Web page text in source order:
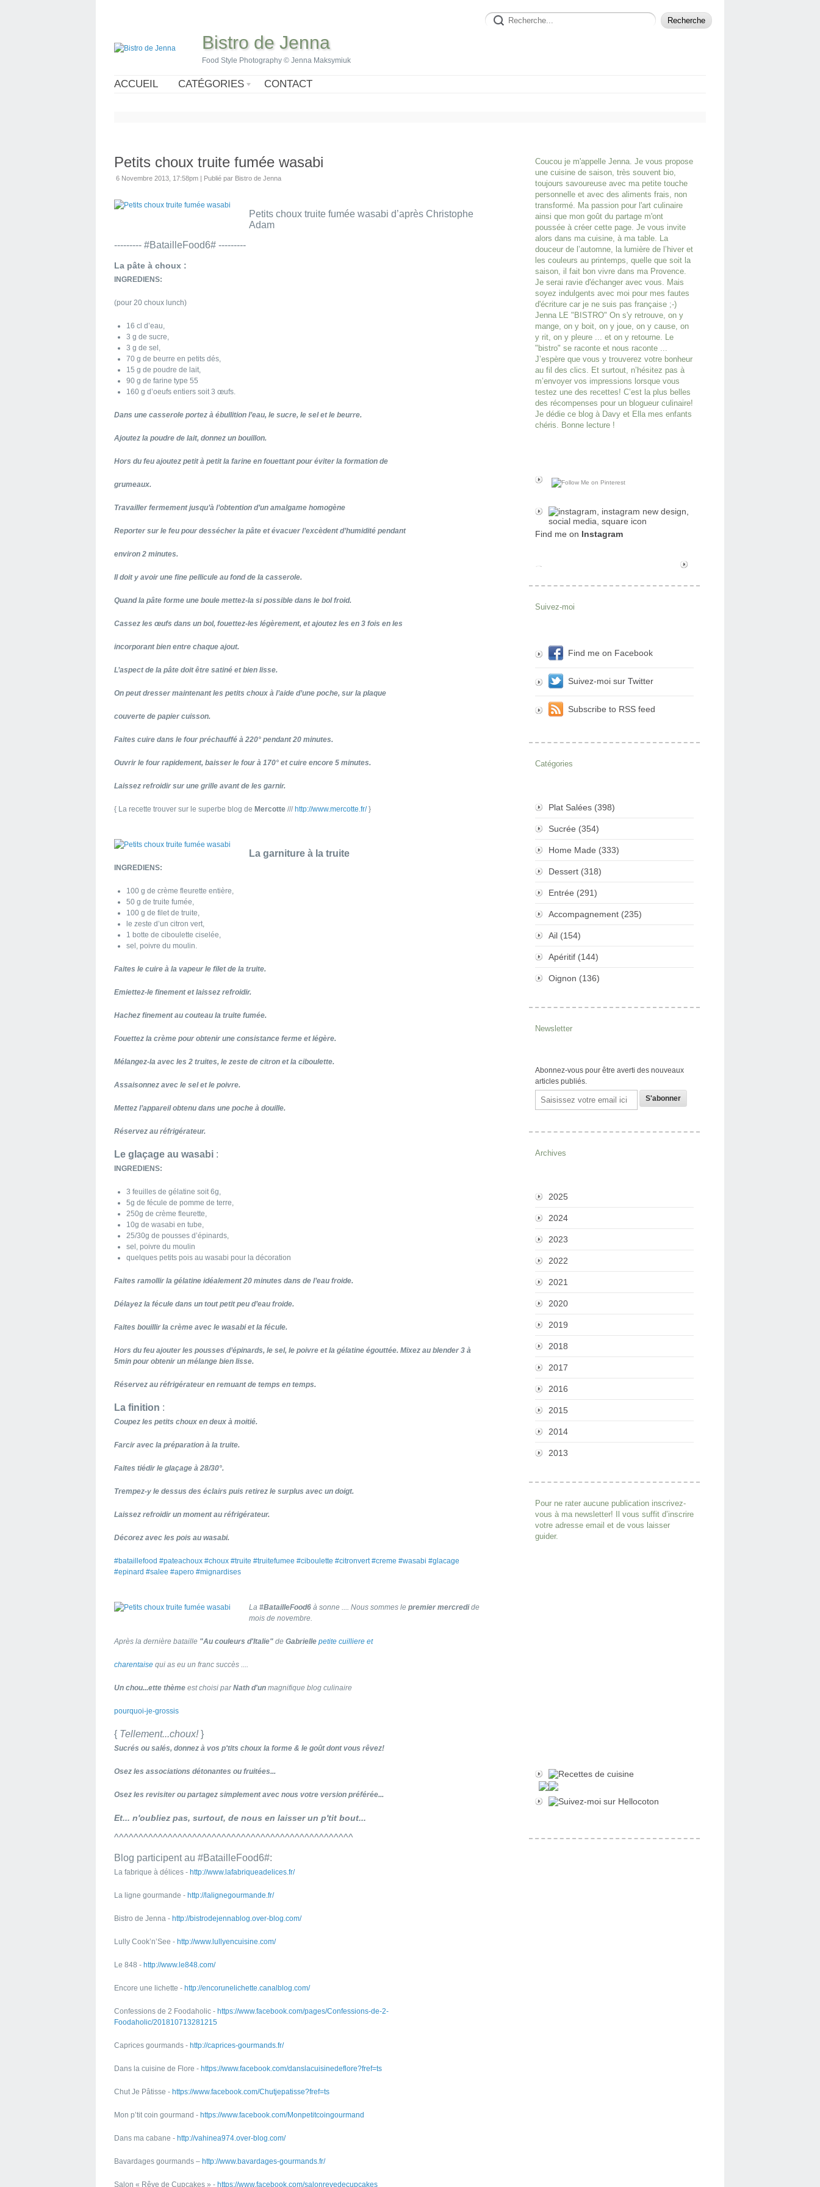
Bistro de Jenna
Food Style Photography © Jenna Maksymiuk
ACCUEIL CATÉGORIES CONTACT
Petits choux truite fumée wasabi
6 Novembre 2013, 17:58pm | Publié par Bistro de Jenna
Petits choux truite fumée wasabi d’après Christophe
Adam
--------- #BatailleFood6# ---------
La pâte à choux :
INGREDIENS:
(pour 20 choux lunch)
16 cl d’eau,
3 g de sucre,
3 g de sel,
70 g de beurre en petits dés,
15 g de poudre de lait,
90 g de farine type 55
160 g d’oeufs entiers soit 3 œufs.
Dans une casserole portez à ébullition l’eau, le sucre, le sel et le beurre.
Ajoutez la poudre de lait, donnez un bouillon.
Hors du feu ajoutez petit à petit la farine en fouettant pour éviter la formation de
grumeaux.
Travailler fermement jusqu’à l’obtention d’un amalgame homogène
Reporter sur le feu pour dessécher la pâte et évacuer l’excèdent d’humidité pendant
environ 2 minutes.
Il doit y avoir une fine pellicule au fond de la casserole.
Quand la pâte forme une boule mettez-la si possible dans le bol froid.
Cassez les œufs dans un bol, fouettez-les légèrement, et ajoutez les en 3 fois en les
incorporant bien entre chaque ajout.
L’aspect de la pâte doit être satiné et bien lisse.
On peut dresser maintenant les petits choux à l’aide d’une poche, sur la plaque
couverte de papier cuisson.
Faites cuire dans le four préchauffé à 220° pendant 20 minutes.
Ouvrir le four rapidement, baisser le four à 170° et cuire encore 5 minutes.
Laissez refroidir sur une grille avant de les garnir.
{ La recette trouver sur le superbe blog de Mercotte /// http://www.mercotte.fr/}
La garniture à la truite
INGREDIENS:
100 g de crème fleurette entière,
50 g de truite fumée,
100 g de filet de truite,
le zeste d’un citron vert,
1 botte de ciboulette ciselée,
sel, poivre du moulin.
Faites le cuire à la vapeur le filet de la truite.
Emiettez-le finement et laissez refroidir.
Hachez finement au couteau la truite fumée.
Fouettez la crème pour obtenir une consistance ferme et légère.
Mélangez-la avec les 2 truites, le zeste de citron et la ciboulette.
Assaisonnez avec le sel et le poivre.
Mettez l’appareil obtenu dans une poche à douille.
Réservez au réfrigérateur.
Le glaçage au wasabi :
INGREDIENS:
3 feuilles de gélatine soit 6g,
5g de fécule de pomme de terre,
250g de crème fleurette,
10g de wasabi en tube,
25/30g de pousses d’épinards,
sel, poivre du moulin
quelques petits pois au wasabi pour la décoration
Faites ramollir la gélatine idéalement 20 minutes dans de l’eau froide.
Délayez la fécule dans un tout petit peu d’eau froide.
Faites bouillir la crème avec le wasabi et la fécule.
Hors du feu ajouter les pousses d’épinards, le sel, le poivre et la gélatine égouttée. Mixez au blender 3 à
5min pour obtenir un mélange bien lisse.
Réservez au réfrigérateur en remuant de temps en temps.
La finition :
Coupez les petits choux en deux à moitié.
Farcir avec la préparation à la truite.
Faites tiédir le glaçage à 28/30°.
Trempez-y le dessus des éclairs puis retirez le surplus avec un doigt.
Laissez refroidir un moment au réfrigérateur.
Décorez avec les pois au wasabi.
#bataillefood #pateachoux #choux #truite #truitefumee #ciboulette #citronvert #creme #wasabi #glacage
#epinard #salee #apero #mignardises
La #BatailleFood6 à sonne .... Nous sommes le premier mercredide
mois de novembre.
Après la dernière bataille "Au couleurs d'Italie" de Gabrielle petite cuilliere et
charentaise qui as eu un franc succès ....
Un chou...ette thème est choisi parNath d'un magnifique blog culinaire
pourquoi-je-grossis
{ Tellement...choux!}
Sucrés ou salés, donnez à vos p'tits choux la forme & le goût dont vous rêvez!
Osez les associations détonantes ou fruitées...
Osez les revisiter ou partagez simplement avec nous votre version préférée...
Et... n'oubliez pas, surtout, de nous en laisser un p'tit bout...
^^^^^^^^^^^^^^^^^^^^^^^^^^^^^^^^^^^^^^^^^^^^^^^^^
Blog participent au #BatailleFood6#:
La fabrique à délices - http://www.lafabriqueadelices.fr/
La ligne gourmande - http://lalignegourmande.fr/
Bistro de Jenna - http://bistrodejennablog.over-blog.com/
Lully Cook’n’See - http://www.lullyencuisine.com/
Le 848 - http://www.le848.com/
Encore une lichette - http://encorunelichette.canalblog.com/
Confessions de 2 Foodaholic - https://www.facebook.com/pages/Confessions-de-2-
Foodaholic/201810713281215
Caprices gourmands - http://caprices-gourmands.fr/
Dans la cuisine de Flore - https://www.facebook.com/danslacuisinedeflore?fref=ts
Chut Je Pâtisse - https://www.facebook.com/Chutjepatisse?fref=ts
Mon p’tit coin gourmand - https://www.facebook.com/Monpetitcoingourmand
Dans ma cabane - http://vahinea974.over-blog.com/
Bavardages gourmands – http://www.bavardages-gourmands.fr/
Salon « Rêve de Cupcakes » - https://www.facebook.com/salonrevedecupcakes
Coucou je m'appelle Jenna. Je vous propose
une cuisine de saison, très souvent bio,
toujours savoureuse avec ma petite touche
personnelle et avec des aliments frais, non
transformé. Ma passion pour l'art culinaire
ainsi que mon goût du partage m'ont
poussée à créer cette page. Je vous invite
alors dans ma cuisine, à ma table. La
douceur de l’automne, la lumière de l’hiver et
les couleurs au printemps, quelle que soit la
saison, il fait bon vivre dans ma Provence.
Je serai ravie d'échanger avec vous. Mais
soyez indulgents avec moi pour mes fautes
d'écriture car je ne suis pas française ;-)
Jenna LE "BISTRO" On s'y retrouve, on y
mange, on y boit, on y joue, on y cause, on
y rit, on y pleure ... et on y retourne. Le
"bistro" se raconte et nous raconte ...
J’espère que vous y trouverez votre bonheur
au fil des clics. Et surtout, n’hésitez pas à
m’envoyer vos impressions lorsque vous
testez une des recettes! C’est la plus belles
des récompenses pour un blogueur culinaire!
Je dédie ce blog à Davy et Ella mes enfants
chéris. Bonne lecture !
Find me on Instagram
Suivez-moi
Find me on Facebook
Suivez-moi sur Twitter
Subscribe to RSS feed
Catégories
Plat Salées (398)
Sucrée (354)
Home Made (333)
Dessert (318)
Entrée (291)
Accompagnement (235)
Ail (154)
Apéritif (144)
Oignon (136)
Newsletter
Abonnez-vous pour être averti des nouveaux
articles publiés.
Email
Archives
2025
2024
2023
2022
2021
2020
2019
2018
2017
2016
2015
2014
2013
Pour ne rater aucune publication inscrivez-
vous à ma newsletter! Il vous suffit d’inscrire
votre adresse email et de vous laisser
guider.